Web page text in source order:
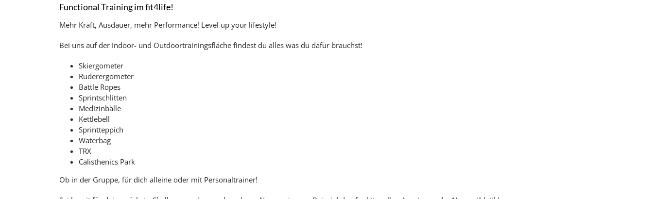
Functional Training im fit4life!
Mehr Kraft, Ausdauer, mehr Performance! Level up your lifestyle!
Bei uns auf der Indoor- und Outdoortrainingsfläche findest du alles was du dafür brauchst!
Skiergometer
Ruderergometer
Battle Ropes
Sprintschlitten
Medizinbälle
Kettlebell
Sprintteppich
Waterbag
TRX
Calisthenics Park
Ob in der Gruppe, für dich alleine oder mit Personaltrainer!